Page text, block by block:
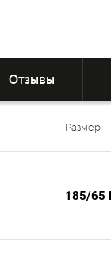
Отзывы
Размер
185/65